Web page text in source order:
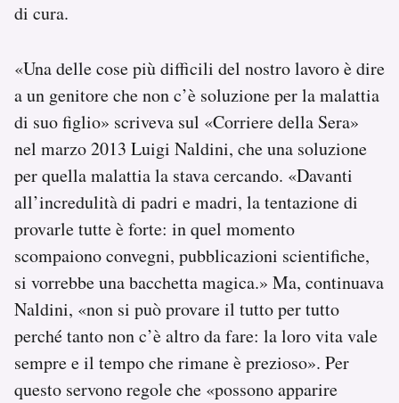
di cura.
«Una delle cose più difficili del nostro lavoro è dire
a un genitore che non c’è soluzione per la malattia
di suo figlio» scriveva sul «Corriere della Sera»
nel marzo 2013 Luigi Naldini, che una soluzione
per quella malattia la stava cercando. «Davanti
all’incredulità di padri e madri, la tentazione di
provarle tutte è forte: in quel momento
scompaiono convegni, pubblicazioni scientifiche,
si vorrebbe una bacchetta magica.» Ma, continuava
Naldini, «non si può provare il tutto per tutto
perché tanto non c’è altro da fare: la loro vita vale
sempre e il tempo che rimane è prezioso». Per
questo servono regole che «possono apparire